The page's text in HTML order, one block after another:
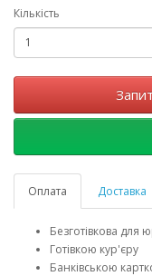
Кількість
Оплата Доставка
Безготівкова для
Готівкою кур'єру
Банківською